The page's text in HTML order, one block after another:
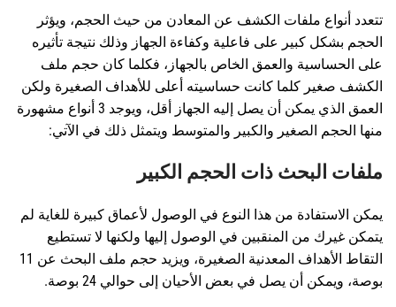
تتعدد أنواع ملفات الكشف عن المعادن من حيث الحجم، ويؤثر
الحجم بشكل كبير على فاعلية وكفاءة الجهاز وذلك نتيجة تأثيره
على الحساسية والعمق الخاص بالجهاز، فكلما كان حجم ملف
الكشف صغير كلما كانت حساسيته أعلى للأهداف الصغيرة ولكن
العمق الذي يمكن أن يصل إليه الجهاز أقل، ويوجد 3 أنواع مشهورة
منها الحجم الصغير والكبير والمتوسط ويتمثل ذلك في الآتي:
ملفات البحث ذات الحجم الكبير
يمكن الاستفادة من هذا النوع في الوصول لأعماق كبيرة للغاية لم
يتمكن غيرك من المنقبين في الوصول إليها ولكنها لا تستطيع
التقاط الأهداف المعدنية الصغيرة، ويزيد حجم ملف البحث عن 11
بوصة، ويمكن أن يصل في بعض الأحيان إلى حوالي 24 بوصة.